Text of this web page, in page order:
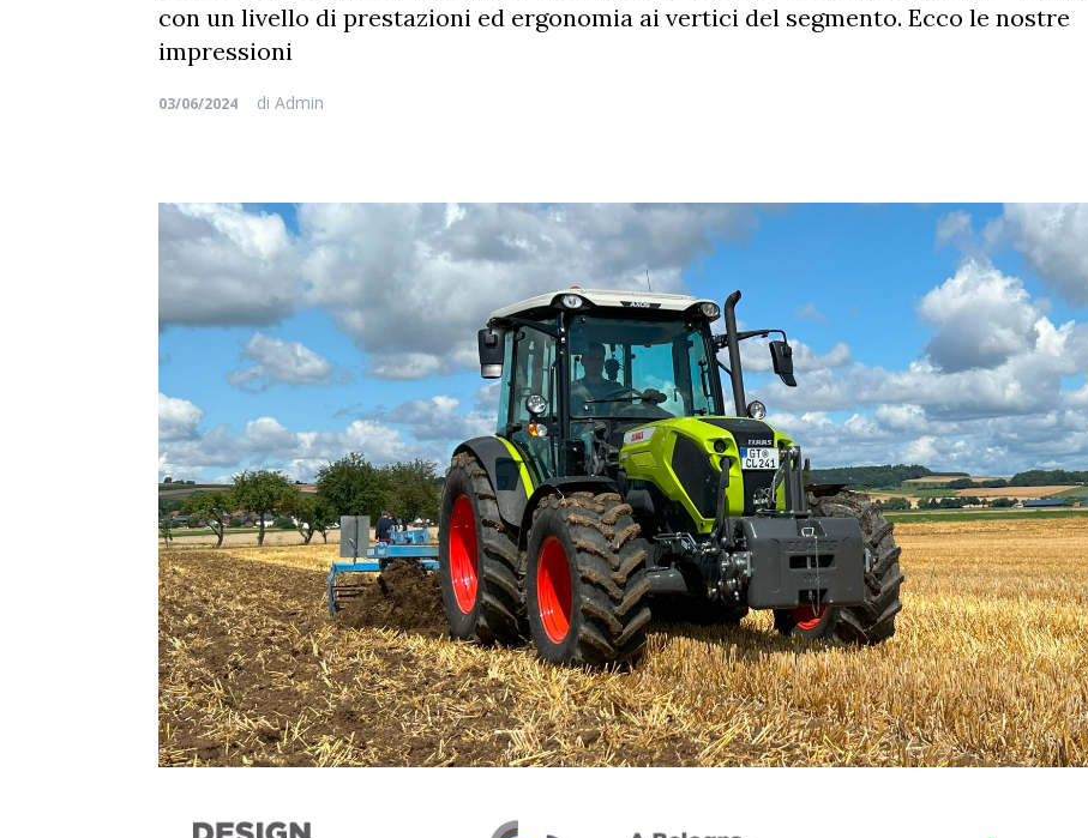
con un livello di prestazioni ed ergonomia ai vertici del segmento. Ecco le nostre
impressioni
03/06/2024 di Admin